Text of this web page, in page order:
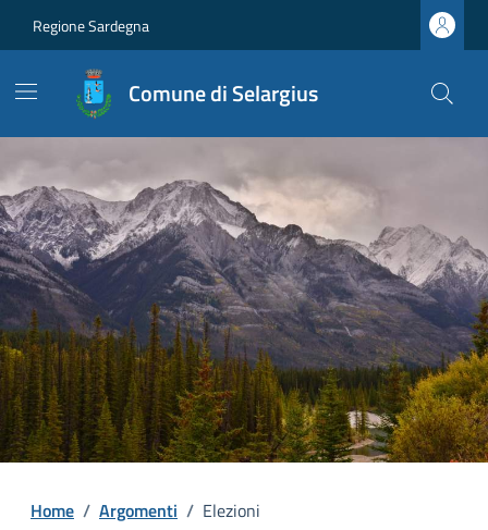
Regione Sardegna
Comune di Selargius
Home / Argomenti / Elezioni